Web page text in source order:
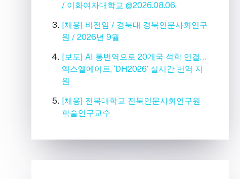
/ 이화여자대학교 @2026.08.06.
[채용] 비전임 / 경북대 경북인문사회연구
원 / 2026년 9월
[보도] AI 통번역으로 20개국 석학 연결…
엑스엘에이트, ‘DH2026’ 실시간 번역 지
원
[채용] 전북대학교 전북인문사회연구원
학술연구교수